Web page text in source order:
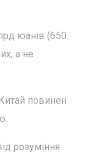
юанів (650
а не
повинен
розуміння